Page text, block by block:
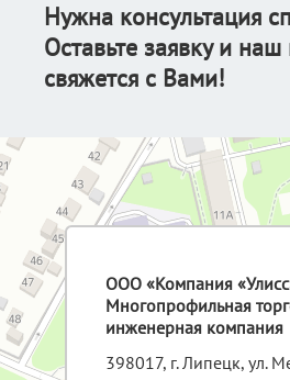
Нужна консультация
Оставьте заявку и
свяжется с Вами!
ООО «Компания
Многопрофильная
инженерная компания
398017, г. Липецк, ул.